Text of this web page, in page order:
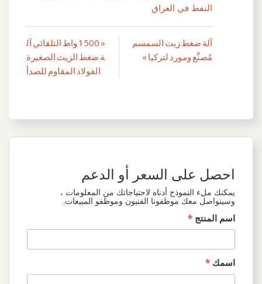
النفط في العراق
تصفّح
« 1500 واط التلقائي آل
ة ضغط الزيت الصغيرة
الفولاذ المقاوم للصدأ
آلة ضغط زيت السمسم
مُصنِّع ومورد لتركيا »
احصل على السعر أو الدعم
يمكنك ملء النموذج أدناه لاحتياجاتك من المعلومات ،
وسيتواصل معك موظفونا الفنيون وموظفو المبيعات.
اسم المنتج *
اسمك *